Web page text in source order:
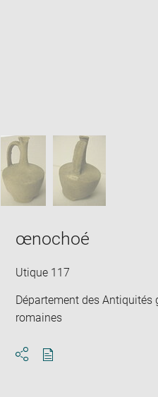
SKIP IMAGE CAROUSEL
œnochoé
Utique 117
Département des Antiquités
romaines